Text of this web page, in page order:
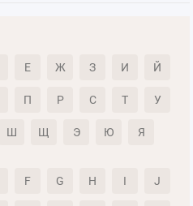
Е Ж З И Й
П Р С Т У
Ш Щ Э Ю Я
F G H I J